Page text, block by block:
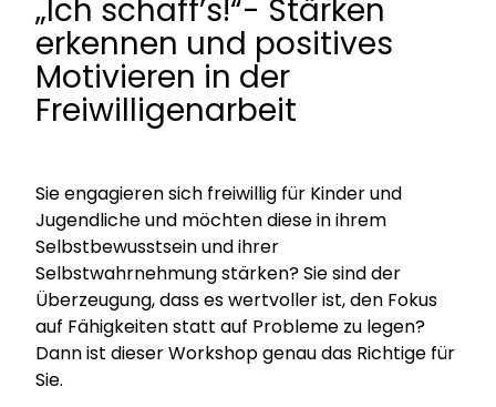
„Ich schaff’s!“- Stärken
erkennen und positives
Motivieren in der
Freiwilligenarbeit
Sie engagieren sich freiwillig für Kinder und
Jugendliche und möchten diese in ihrem
Selbstbewusstsein und ihrer
Selbstwahrnehmung stärken? Sie sind der
Überzeugung, dass es wertvoller ist, den Fokus
auf Fähigkeiten statt auf Probleme zu legen?
Dann ist dieser Workshop genau das Richtige für
Sie.